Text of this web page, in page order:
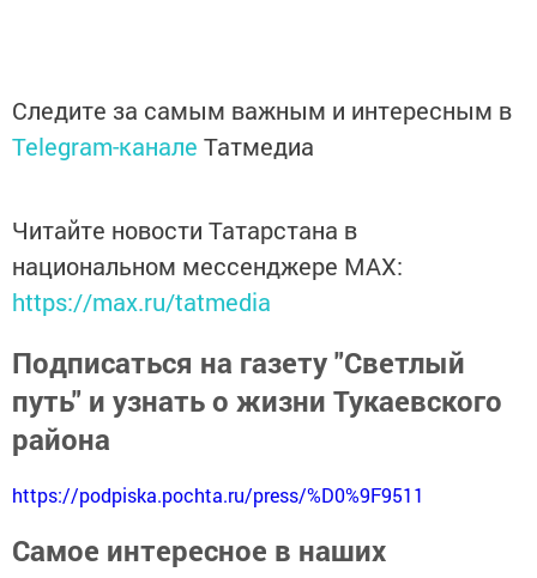
Следите за самым важным и интересным в
Telegram-канале Татмедиа
Читайте новости Татарстана в
национальном мессенджере MАХ:
https://max.ru/tatmedia
Подписаться на газету "Светлый
путь" и узнать о жизни Тукаевского
района
https://podpiska.pochta.ru/press/%D0%9F9511
Самое интересное в наших